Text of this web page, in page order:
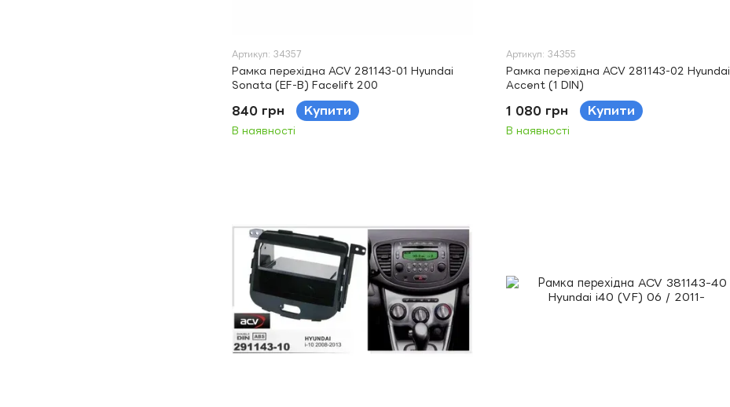
Артикул: 34357
Рамка перехідна ACV 281143-01 Hyundai
Sonata (EF-B) Facelift 200
840 грн Купити
В наявності
Артикул: 34355
Рамка перехідна ACV 281143-02 Hyundai
Accent (1 DIN)
1 080 грн Купити
В наявності